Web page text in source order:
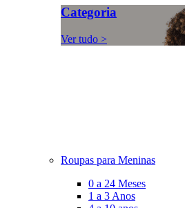
Categoria
Ver tudo >
Roupas para Meninas
0 a 24 Meses
1 a 3 Anos